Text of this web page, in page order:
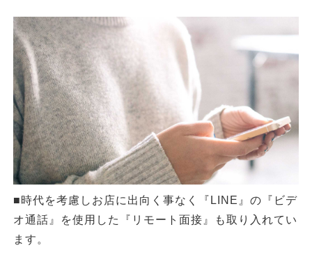
■時代を考慮しお店に出向く事なく『LINE』の『ビデ
オ通話』を使用した『リモート面接』も取り入れてい
ます。